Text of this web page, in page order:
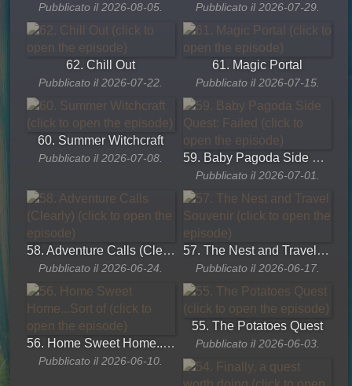
Pubblicato il 2026-08-05. Pubblicato il 2026-07-29.
62. Chill Out
Pubblicato il 2026-07-22.
61. Magic Portal
Pubblicato il 2026-07-15.
60. Summer Witchcraft
Pubblicato il 2026-07-08. 59. Baby Pagoda Side Quest: Failed
Pubblicato il 2026-07-01.
58. Adventure Calls (Clearly)
Pubblicato il 2026-06-24.
57. The Nest and Travel Souvenir
Pubblicato il 2026-06-17.
56. Home Sweet Home...Sort of
Pubblicato il 2026-06-10.
55. The Potatoes Quest
Pubblicato il 2026-06-03.